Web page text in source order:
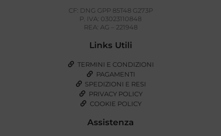
CF: DNG GPP 85T48 G273P
P. IVA: 03023110848
REA: AG – 221948
Links Utili
TERMINI E CONDIZIONI
PAGAMENTI
SPEDIZIONI E RESI
PRIVACY POLICY
COOKIE POLICY
Assistenza